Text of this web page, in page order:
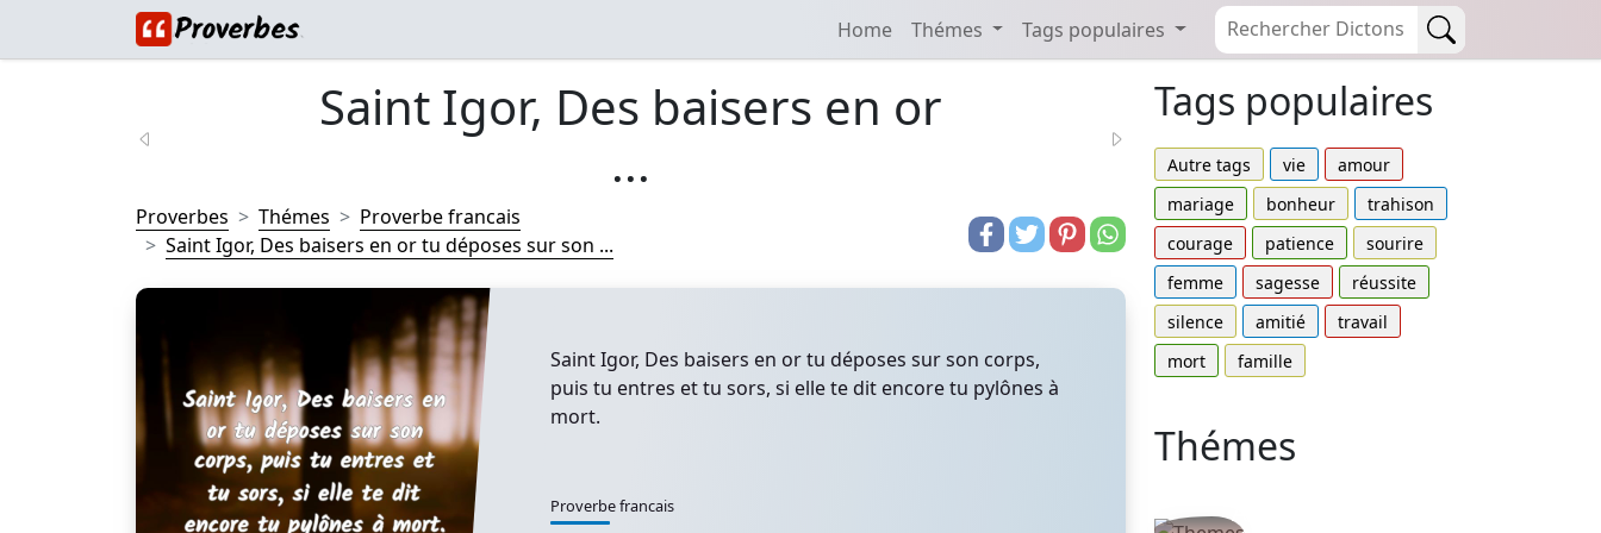
Home Thémes Tags populaires
Saint Igor, Des baisers en or
...
Proverbes Thémes
Proverbe francais
Saint Igor, Des baisers en or tu déposes sur son ...
Saint Igor, Des baisers en or tu déposes sur son corps,
puis tu entres et tu sors, si elle te dit encore tu pylônes à
mort.
Proverbe francais
Tags populaires
Autre tags vie
amour
mariage
bonheur
trahison
courage
patience
sourire
femme
sagesse
réussite
silence
amitié
travail
mort
famille
Thémes